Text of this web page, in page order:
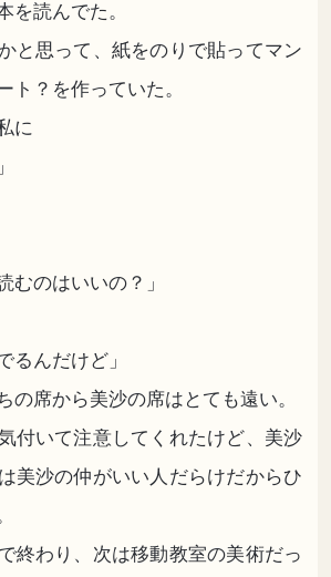
を読んでた。
と思って、紙をのりで貼ってマン
ト？を作っていた。
に
むのはいいの？」
るんだけど」
の席から美沙の席はとても遠い。
付いて注意してくれたけど、美沙
美沙の仲がいい人だらけだからひ
終わり、次は移動教室の美術だっ